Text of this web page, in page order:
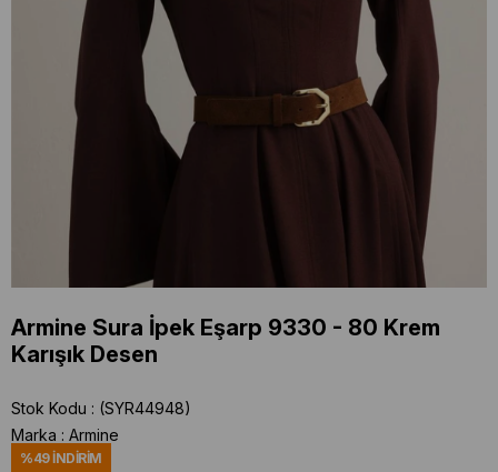
Armine Sura İpek Eşarp 9330 - 80 Krem
Karışık Desen
Stok Kodu
(SYR44948)
Marka : Armine
%49İNDIRIM